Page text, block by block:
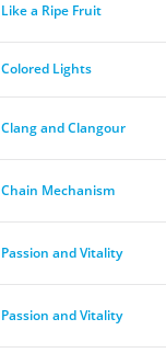
Like a Ripe Fruit
Colored Lights
Clang and Clangour
Chain Mechanism
Passion and Vitality
Passion and Vitality